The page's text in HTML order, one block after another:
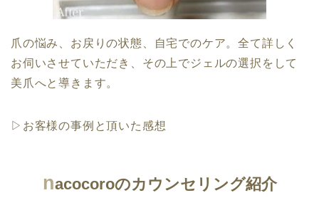
爪の悩み、お戻りの状態、自宅でのケア。全て詳しく
お伺いさせていただき、その上でジェルの選択をして
美爪へと導きます。
▷お客様の事例と頂いた感想
nacocoroのカウンセリング紹介